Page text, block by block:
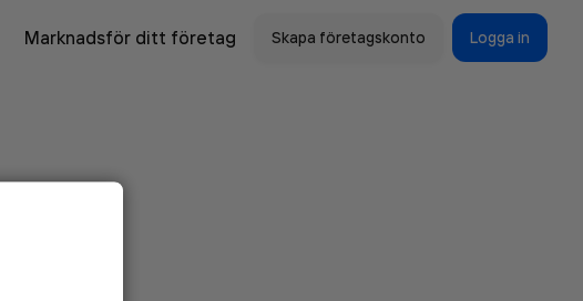
Marknadsför ditt företag Skapa företagskonto Logga in